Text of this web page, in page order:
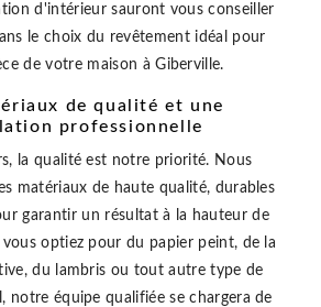
d'intérieur sauront vous conseiller
le choix du revêtement idéal pour
de votre maison à Giberville.
de qualité et une
professionnelle
la qualité est notre priorité. Nous
matériaux de haute qualité, durables
garantir un résultat à la hauteur de
optiez pour du papier peint, de la
du lambris ou tout autre type de
notre équipe qualifiée se chargera de